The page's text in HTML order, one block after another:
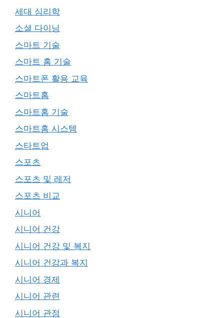
세대 심리학
소셜 다이닝
스마트 기술
스마트 홈 기술
스마트폰 활용 교육
스마트홈
스마트홈 기술
스마트홈 시스템
스타트업
스포츠
스포츠 및 레저
스포츠 비교
시니어
시니어 건강
시니어 건강 및 복지
시니어 건강과 복지
시니어 경제
시니어 관련
시니어 관점